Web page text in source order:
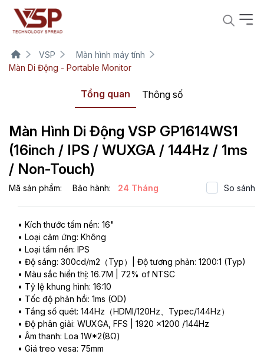
VSP
Màn hình máy tính
Màn Di Động - Portable Monitor
Tổng quan Thông số
Màn Hình Di Động VSP GP1614WS1
(16inch / IPS / WUXGA / 144Hz / 1ms
/ Non-Touch)
Mã sản phẩm: Bảo hành: 24 Tháng So sánh
• Kích thước tấm nền: 16"
• Loại cảm ứng: Không
• Loại tấm nền: IPS
• Độ sáng: 300cd/m2（Typ）| Độ tương phản: 1200:1 (Typ)
• Màu sắc hiển thị: 16.7M | 72% of NTSC
• Tỷ lệ khung hình: 16:10
• Tốc độ phản hồi: 1ms (OD)
• Tầng số quét: 144Hz（HDMI/120Hz、Typec/144Hz）
• Độ phân giải: WUXGA, FFS | 1920 ×1200 /144Hz
• Âm thanh: Loa 1W*2(8Ω)
• Giá treo vesa: 75mm